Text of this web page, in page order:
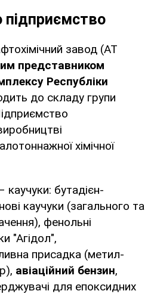
завод (АТ
представником
Республіки
до складу групи
хімічної
каучуки: бутадієн-
каучуки (загального та
фенольні
"Агідол",
присадка (метил-
авіаційний бензин,
для епоксидних